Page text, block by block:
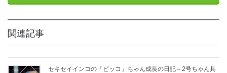
関連記事
セキセイインコの「ピッコ」ちゃん成長の日記～2号ちゃん具